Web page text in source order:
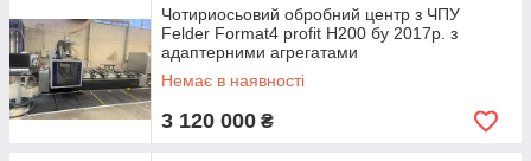
Чотириосьовий обробний центр з ЧПУ
Felder Format4 profit H200 бу 2017р. з
адаптерними агрегатами
Немає в наявності
3 120 000 ₴